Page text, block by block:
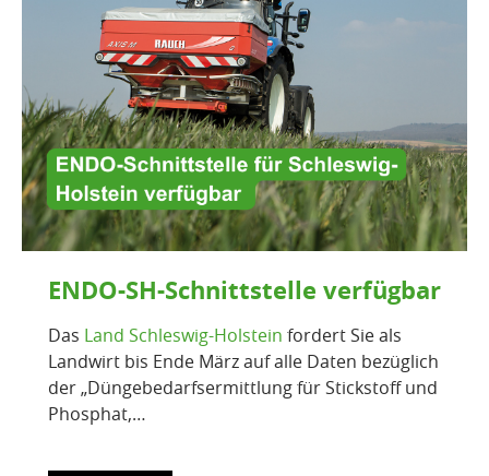
ENDO-SH-Schnittstelle verfügbar
Das Land Schleswig-Holstein fordert Sie als
Landwirt bis Ende März auf alle Daten bezüglich
der „Düngebedarfsermittlung für Stickstoff und
Phosphat,…